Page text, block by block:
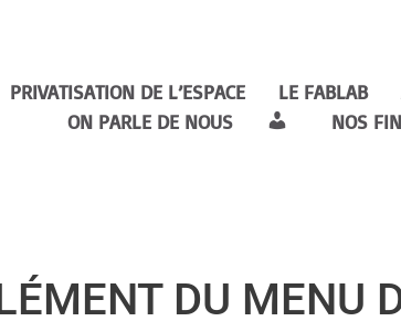
PRIVATISATION DE L’ESPACE LE FABLAB
ON PARLE DE NOUS
NOS
DU MENU